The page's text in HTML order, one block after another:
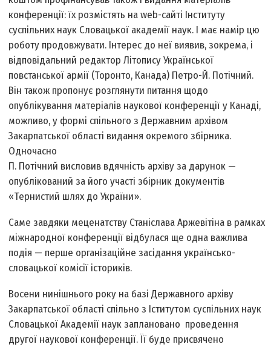
конференції: їх розмістять на web-сайті Інституту
суспільних наук Словацької академії наук. І має намір цю
роботу продовжувати. Інтерес до неї виявив, зокрема, і
відповідальний редактор Літопису Української
повстанської армії (Торонто, Канада) Петро-Й. Потічний.
Він також пропонує розглянути питання щодо
опублікування матеріалів наукової конференції у Канаді,
можливо, у формі спільного з Державним архівом
Закарпатської області видання окремого збірника.
Одночасно
П. Потічний висловив вдячність архіву за дарунок —
опублікований за його участі збірник документів
«Тернистий шлях до України».
Саме завдяки меценатству Станіслава Аржевітіна в рамках
міжнародної конференції відбулася ще одна важлива
подія — перше організаційне засідання українсько-
словацької комісії істориків.
Восени нинішнього року на базі Державного архіву
Закарпатської області спільно з Іститутом суспільних наук
Словацької Академії наук заплановано проведення
другої наукової конференції. Її буде присвячено